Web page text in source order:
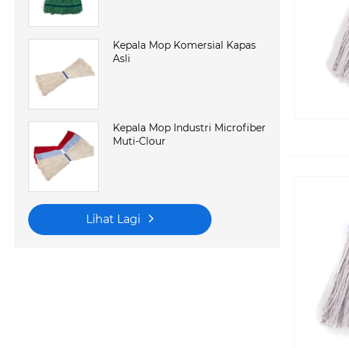
Kepala Mop Komersial Kapas
Asli
Kepala Mop Industri Microfiber
Muti-Clour
Lihat Lagi